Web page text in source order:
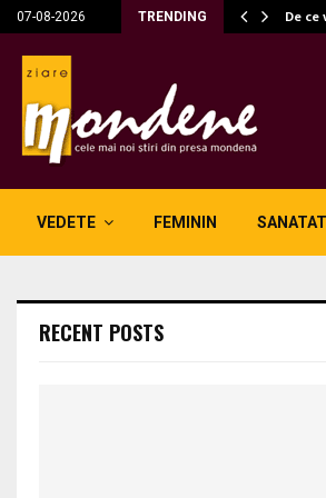
07-08-2026 TRENDING De
VEDETE FEMININ
RECENT POSTS